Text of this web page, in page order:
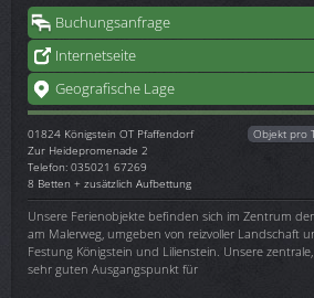
Buchungsanfrage
Internetseite
Geografische Lage
01824 Königstein OT Pfaffendorf
Zur Heidepromenade 2
Telefon: 035021 67269
8 Betten + zusätzlich Aufbettung
Objekt pro
Unsere Ferienobjekte befinden sich im Zentrum
am Malerweg, umgeben von reizvoller Landschaft
Festung Königstein und Lilienstein. Unsere
sehr guten Ausgangspunkt für